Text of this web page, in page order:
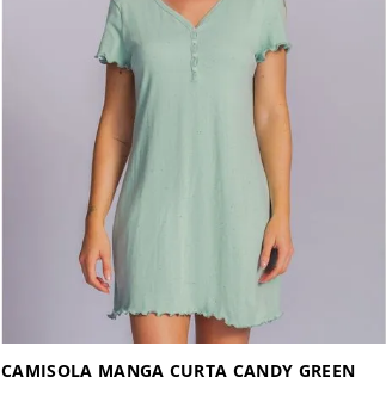
CAMISOLA MANGA CURTA CANDY GREEN